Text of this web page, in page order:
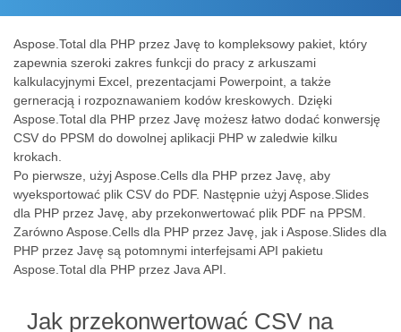
Aspose.Total dla PHP przez Javę to kompleksowy pakiet, który
zapewnia szeroki zakres funkcji do pracy z arkuszami
kalkulacyjnymi Excel, prezentacjami Powerpoint, a także
gerneracją i rozpoznawaniem kodów kreskowych. Dzięki
Aspose.Total dla PHP przez Javę możesz łatwo dodać konwersję
CSV do PPSM do dowolnej aplikacji PHP w zaledwie kilku
krokach.
Po pierwsze, użyj Aspose.Cells dla PHP przez Javę, aby
wyeksportować plik CSV do PDF. Następnie użyj Aspose.Slides
dla PHP przez Javę, aby przekonwertować plik PDF na PPSM.
Zarówno Aspose.Cells dla PHP przez Javę, jak i Aspose.Slides dla
PHP przez Javę są potomnymi interfejsami API pakietu
Aspose.Total dla PHP przez Java API.
Jak przekonwertować CSV na